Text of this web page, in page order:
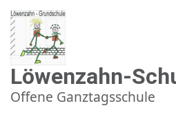
Zum
Inhalt
springen
(Enter
drücken)
Löwenzahn-
Offene Ganztagsschule